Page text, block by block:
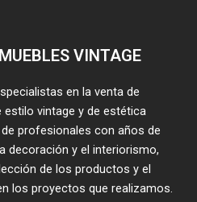
VINTAGE
en la venta de
vintage y de estética
profesionales con años de
decoración y el interiorismo,
de los productos y el
los proyectos que realizamos.